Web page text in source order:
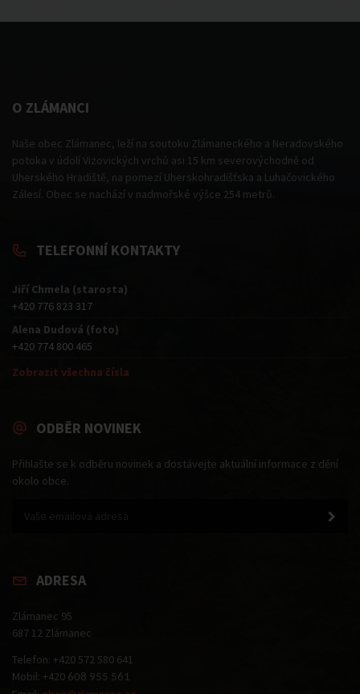
O ZLÁMANCI
Naše obec Zlámanec, leží na soutoku Zlámaneckého a Neradovského
potoka v údolí Vizovických vrchů asi 15 km severovýchodně od
Uherského Hradiště, na pomezí Uherskohradišťska a Luhačovického
Zálesí. Obec se nachází v nadmořské výšce 254 metrů.
TELEFONNÍ KONTAKTY
Jiří Chmela (starosta)
+420 776 823 317
Alena Dudová (foto)
+420 774 800 465
Zobrazit všechna čísla
ODBĚR NOVINEK
Přihlašte se k odběru novinek a dostávejte aktuální informace z dění
okolo obce.
ADRESA
Zlámanec 95
687 12 Zlámanec
Telefon: +420 572 580 641
Mobil: +420 608 955 561